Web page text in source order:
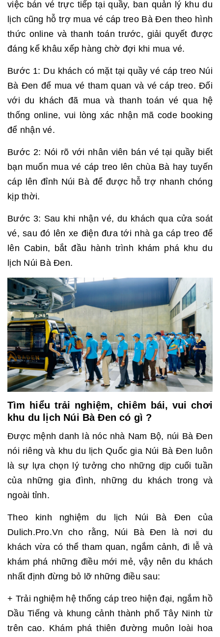
việc bán vé trực tiếp tại quầy, ban quản lý khu du
lịch cũng hỗ trợ mua vé cáp treo Bà Đen theo hình
thức online và thanh toán trước, giải quyết được
đáng kể khâu xếp hàng chờ đợi khi mua vé.
Bước 1: Du khách có mặt tại quầy vé cáp treo Núi
Bà Đen để mua vé tham quan và vé cáp treo. Đối
với du khách đã mua và thanh toán vé qua hệ
thống online, vui lòng xác nhận mã code booking
để nhận vé.
Bước 2: Nói rõ với nhân viên bán vé tại quầy biết
bạn muốn mua vé cáp treo lên chùa Bà hay tuyến
cáp lên đỉnh Núi Bà để được hỗ trợ nhanh chóng
kịp thời.
Bước 3: Sau khi nhận vé, du khách qua cửa soát
vé, sau đó lên xe điện đưa tới nhà ga cáp treo để
lên Cabin, bắt đầu hành trình khám phá khu du
lịch Núi Bà Đen.
Tìm hiểu trải nghiệm, chiêm bái, vui chơi
khu du lịch Núi Bà Đen có gì ?
Được mệnh danh là nóc nhà Nam Bộ, núi Bà Đen
nói riêng và khu du lịch Quốc gia Núi Bà Đen luôn
là sự lựa chọn lý tưởng cho những dịp cuối tuần
của những gia đình, những du khách trong và
ngoài tỉnh.
Theo kinh nghiệm du lịch Núi Bà Đen của
Dulich.Pro.Vn cho rằng, Núi Bà Đen là nơi du
khách vừa có thể tham quan, ngắm cảnh, đi lễ và
khám phá những điều mới mẻ, vậy nên du khách
nhất định đừng bỏ lỡ những điều sau:
+ Trải nghiệm hệ thống cáp treo hiện đại, ngắm hồ
Dầu Tiếng và khung cảnh thành phố Tây Ninh từ
trên cao. Khám phá thiên đường muôn loài hoa